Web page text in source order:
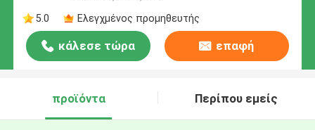
5.0
Ελεγχμένος προμηθευτής
κάλεσε τώρα επαφή
προϊόντα Περίπου εμείς